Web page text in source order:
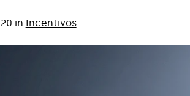
in Incentivos